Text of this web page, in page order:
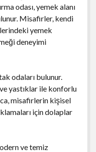
odası, yemek alanı
Misafirler, kendi
yemek
deneyimi
odaları bulunur.
yastıklar ile konforlu
misafirlerin kişisel
için dolaplar
ve temiz